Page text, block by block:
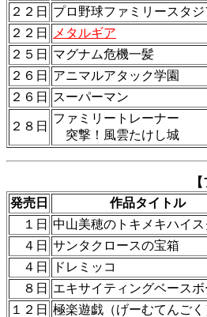
２２日
プロ野球ファミリースタジ
２２日
メタルギア
２５日
マグナム危機一髪
２６日
アニマルアタック学園
２６日
スーパーマン
２８日
ファミリートレーナー
突撃！風雲たけし城
発売日
作品タイトル
１日 中山美穂のトキメキハイ
４日 サンタクロースの宝箱
４日
ドレミッコ
８日
エキサイティングベース
１２日 極楽遊戯（げーむてんごく